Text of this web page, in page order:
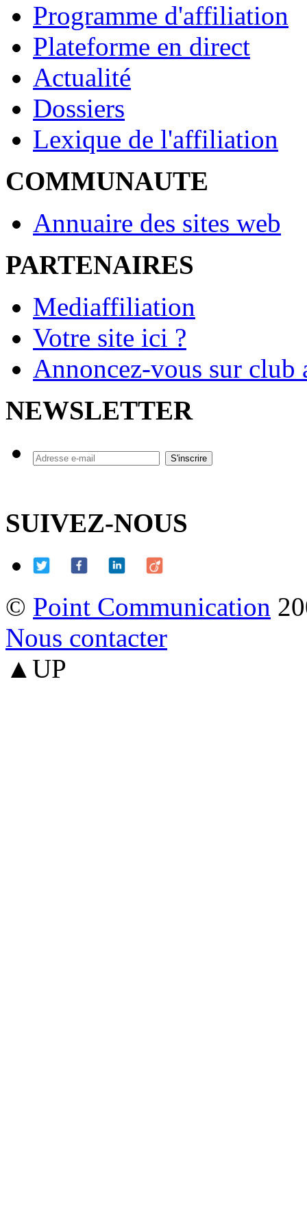
Programme d'affiliation
Plateforme en direct
Actualité
Dossiers
Lexique de l'affiliation
COMMUNAUTE
Annuaire des sites web
PARTENAIRES
Mediaffiliation
Votre site ici ?
Annoncez-vous sur
NEWSLETTER
SUIVEZ-NOUS
© Point Communication
Nous contacter
▲UP